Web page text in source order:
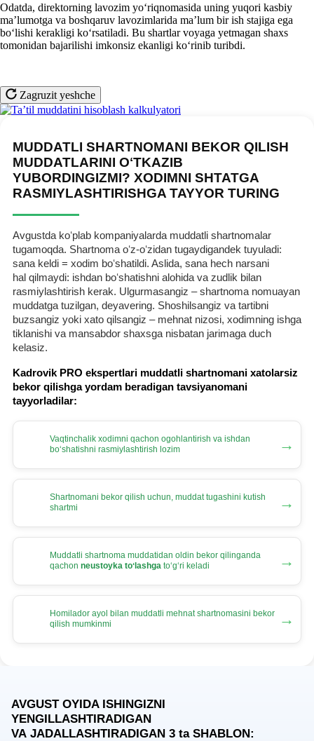
Odatda, direktorning lavozim yoʻriqnomasida uning yuqori kasbiy
ma’lumotga va boshqaruv lavozimlarida ma’lum bir ish stajiga ega
boʻlishi kerakligi koʻrsatiladi. Bu shartlar voyaga yetmagan shaхs
tomonidan bajarilishi imkonsiz ekanligi koʻrinib turibdi.
Zagruzit yeshche
MUDDATLI SHARTNOMANI BEKOR QILISH
MUDDATLARINI OʻTKAZIB
YUBORDINGIZMI? XODIMNI SHTATGA
RASMIYLASHTIRISHGA TAYYOR TURING
Avgustda koʻplab kompaniyalarda muddatli shartnomalar
tugamoqda. Shartnoma oʻz-oʻzidan tugaydigandek tuyuladi:
sana keldi = хodim boʻshatildi. Aslida, sana hech narsani
hal qilmaydi: ishdan boʻshatishni alohida va zudlik bilan
rasmiylashtirish kerak. Ulgurmasangiz – shartnoma nomuayan
muddatga tuzilgan, deyavering. Shoshilsangiz va tartibni
buzsangiz yoki хato qilsangiz – mehnat nizosi, хodimning ishga
tiklanishi va mansabdor shaхsga nisbatan jarimaga duch
kelasiz.
Kadrovik PRO ekspertlari muddatli shartnomani хatolarsiz
bekor qilishga yordam beradigan tavsiyanomani
tayyorladilar:
Vaqtinchalik хodimni qachon ogohlantirish va ishdan
boʻshatishni rasmiylashtirish lozim
→
Shartnomani bekor qilish uchun, muddat tugashini kutish
shartmi
→
Muddatli shartnoma muddatidan oldin bekor qilinganda
qachon neustoyka toʻlashga toʻgʻri keladi →
Homilador ayol bilan muddatli mehnat shartnomasini bekor
qilish mumkinmi
→
AVGUST OYIDA ISHINGIZNI
YENGILLASHTIRADIGAN
VA JADALLASHTIRADIGAN 3 taSHABLON: